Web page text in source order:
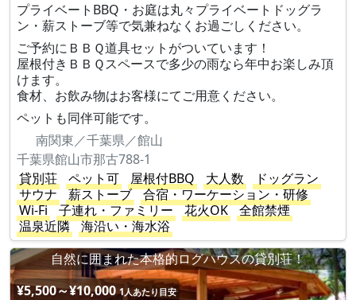
プライベートBBQ・お庭は丸々プライベートドッグラ
ン・薪ストーブ等で気兼ねなくお過ごしください。
ご予約にＢＢＱ道具セットがついています！
屋根付きＢＢＱスペースで多少の雨なら年中お楽しみ頂
けます。
食材、お飲み物はお客様にてご用意ください。
ペットも同伴可能です。
南関東／千葉県／館山
千葉県館山市那古788-1
貸別荘
ペット可 屋根付BBQ 大人数
ドッグラン
サウナ
薪ストーブ
合宿・ワーケーション・研修
Wi-Fi
子連れ・ファミリー 花火OK
全館禁煙
温泉近隣
海沿い・海水浴
自然に囲まれた本格的ログハウスの貸別荘！
¥5,500～¥10,000 1人あたり目安